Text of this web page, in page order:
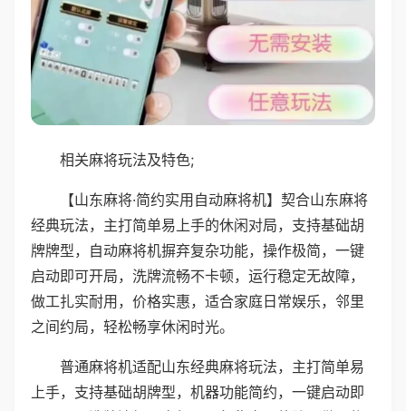
相关麻将玩法及特色;
【山东麻将·简约实用自动麻将机】契合山东麻将
经典玩法，主打简单易上手的休闲对局，支持基础胡
牌牌型，自动麻将机摒弃复杂功能，操作极简，一键
启动即可开局，洗牌流畅不卡顿，运行稳定无故障，
做工扎实耐用，价格实惠，适合家庭日常娱乐，邻里
之间约局，轻松畅享休闲时光。
普通麻将机适配山东经典麻将玩法，主打简单易
上手，支持基础胡牌型，机器功能简约，一键启动即